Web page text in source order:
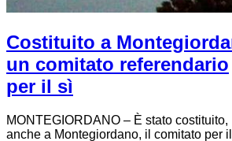
Costituito a
un comitato referendario
per il sì
MONTEGIORDANO – È stato costituito,
anche a Montegiordano, il comitato per il